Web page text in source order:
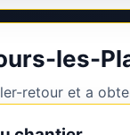
les-
retour et a